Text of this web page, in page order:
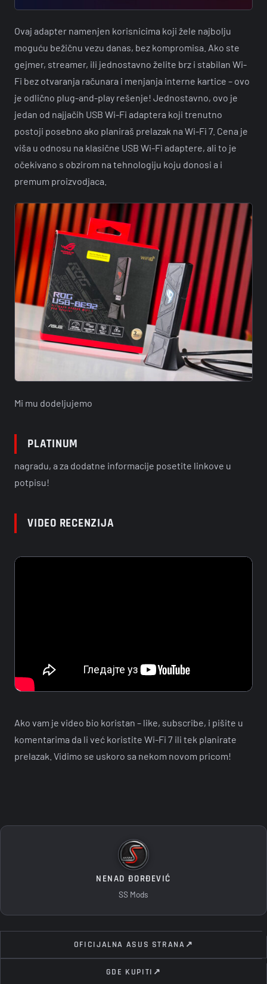
Ovaj adapter namenjen korisnicima koji žele najbolju
moguću bežičnu vezu danas, bez kompromisa. Ako ste
gejmer, streamer, ili jednostavno želite brz i stabilan Wi-
Fi bez otvaranja računara i menjanja interne kartice – ovo
je odlično plug-and-play rešenje! Jednostavno, ovo je
jedan od najjačih USB Wi-Fi adaptera koji trenutno
postoji posebno ako planiraš prelazak na Wi-Fi 7. Cena je
viša u odnosu na klasične USB Wi-Fi adaptere, ali to je
očekivano s obzirom na tehnologiju koju donosi a i
premum proizvodjaca.
Mi mu dodeljujemo
PLATINUM
nagradu, a za dodatne informacije posetite linkove u
potpisu!
VIDEO RECENZIJA
Ako vam je video bio koristan – like, subscribe, i pišite u
komentarima da li već koristite Wi-Fi 7 ili tek planirate
prelazak. Vidimo se uskoro sa nekom novom pricom!
NENAD ĐORĐEVIĆ
SS Mods
OFICIJALNA ASUS STRANA ↗
GDE KUPITI ↗